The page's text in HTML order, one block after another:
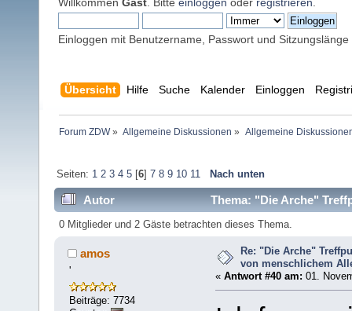
Einloggen mit Benutzername, Passwort und Sitzungslänge
Übersicht Hilfe Suche Kalender Einloggen
Forum ZDW» Allgemeine Diskussionen » Allgemeine
Seiten: 1 2 3 4 5[6] 7 8 9 10 11 Nach unten
Autor
Thema: "Die Arche"
96037 mal)
0 Mitglieder und 2 Gäste betrachten dieses Thema.
amos
'
Beiträge: 7734
Re: "Die Arche"
von menschlichem
« Antwort #40 am: 01.